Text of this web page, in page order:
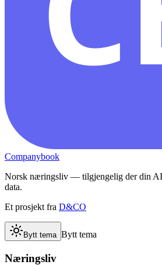
Companybook
Norsk næringsliv — tilgjengelig der din AI
data.
Et prosjekt fra D&CO
Bytt tema Bytt tema
Næringsliv